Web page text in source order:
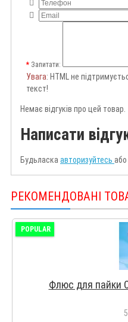
Запитати:
Увага: HTML не
текст!
Немає відгуків про цей товар.
Написати
Будьласка авторизуйтесь або
РЕКОМЕНДОВАНІ
POPULAR
Флюс для пайки